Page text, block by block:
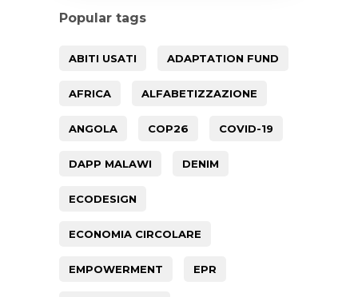
Popular tags
ABITI USATI ADAPTATION FUND
AFRICA ALFABETIZZAZIONE
ANGOLA COP26 COVID-19
DAPP MALAWI DENIM
ECODESIGN
ECONOMIA CIRCOLARE
EMPOWERMENT EPR